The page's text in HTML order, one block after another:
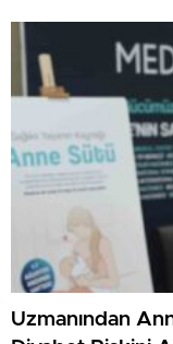
Uzmanından